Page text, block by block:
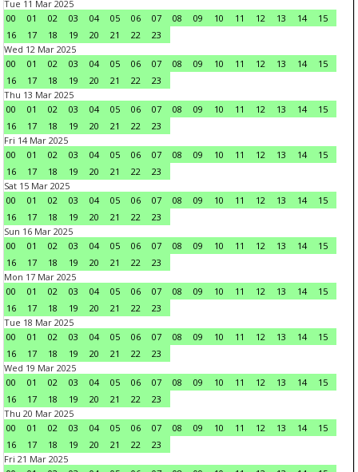
Tue 11 Mar 2025
00
01 02 03 04 05 06 07 08 09 10 11 12 13 14
15
16
17 18 19 20 21 22
23
Wed 12 Mar 2025
00
01 02 03 04 05 06 07 08 09 10 11 12 13 14
15
16
17 18 19 20 21 22
23
Thu 13 Mar 2025
00
01 02 03 04 05 06 07 08 09 10 11 12 13 14
15
16
17 18 19 20 21 22
23
Fri 14 Mar 2025
00
01 02 03 04 05 06 07 08 09 10 11 12 13 14
15
16
17 18 19 20 21 22
23
Sat 15 Mar 2025
00
01 02 03 04 05 06 07 08 09 10 11 12 13 14
15
16
17 18 19 20 21 22
23
Sun 16 Mar 2025
00
01 02 03 04 05 06 07 08 09 10 11 12 13 14
15
16
17 18 19 20 21 22
23
Mon 17 Mar 2025
00
01 02 03 04 05 06 07 08 09 10 11 12 13 14
15
16
17 18 19 20 21 22
23
Tue 18 Mar 2025
00
01 02 03 04 05 06 07 08 09 10 11 12 13 14
15
16
17 18 19 20 21 22
23
Wed 19 Mar 2025
00
01 02 03 04 05 06 07 08 09 10 11 12 13 14
15
16
17 18 19 20 21 22
23
Thu 20 Mar 2025
00
01 02 03 04 05 06 07 08 09 10 11 12 13 14
15
16
17 18 19 20 21 22
23
Fri 21 Mar 2025